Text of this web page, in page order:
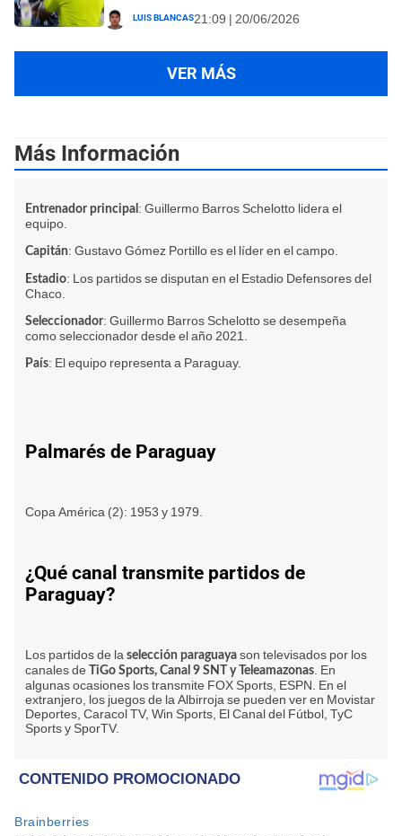
Luis Blancas21:09 | 20/06/2026
VER MÁS
Más Información
Entrenador principal : Guillermo Barros Schelotto lidera el
equipo.
Capitán: Gustavo Gómez Portillo es el líder en el campo.
Estadio: Los partidos se disputan en el Estadio Defensores del
Chaco.
Seleccionador: Guillermo Barros Schelotto se desempeña
como seleccionador desde el año 2021.
País: El equipo representa a Paraguay.
Palmarés de Paraguay
Copa América (2): 1953 y 1979.
¿Qué canal transmite partidos de
Paraguay?
Los partidos de la selección paraguaya son televisados por los
canales de
TiGo Sports, Canal 9 SNT y Teleamazonas . En
algunas ocasiones los transmite FOX Sports, ESPN. En el
extranjero, los juegos de la Albirroja se pueden ver en Movistar
Deportes, Caracol TV, Win Sports, El Canal del Fútbol, TyC
Sports y SporTV.